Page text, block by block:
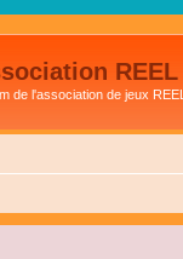
REEL
de l'association de jeux REEL